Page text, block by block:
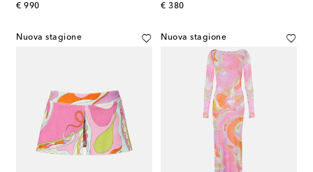
€ 990
original price
€ 380
original price
Nuova stagione Nuova stagione